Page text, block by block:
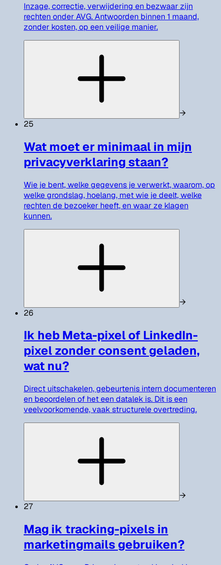
Inzage, correctie, verwijdering en bezwaar zijn
rechten onder AVG. Antwoorden binnen 1 maand,
zonder kosten, op een veilige manier.
→
25
Wat moet er minimaal in mijn
privacyverklaring staan?
Wie je bent, welke gegevens je verwerkt, waarom, op
welke grondslag, hoelang, met wie je deelt, welke
rechten de bezoeker heeft, en waar ze klagen
kunnen.
→
26
Ik heb Meta-pixel of LinkedIn-
pixel zonder consent geladen,
wat nu?
Direct uitschakelen, gebeurtenis intern documenteren
en beoordelen of het een datalek is. Dit is een
veelvoorkomende, vaak structurele overtreding.
→
27
Mag ik tracking-pixels in
marketingmails gebruiken?